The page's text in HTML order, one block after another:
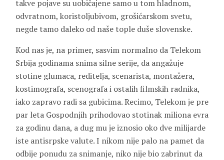
takve pojave su uobičajene samo u tom hladnom,
odvratnom, koristoljubivom, grošićarskom svetu,
negde tamo daleko od naše tople duše slovenske.
Kod nas je, na primer, sasvim normalno da Telekom
Srbija godinama snima silne serije, da angažuje
stotine glumaca, reditelja, scenarista, montažera,
kostimografa, scenografa i ostalih filmskih radnika,
iako zapravo radi sa gubicima. Recimo, Telekom je pre
par leta Gospodnjih prihodovao stotinak miliona evra
za godinu dana, a dug mu je iznosio oko dve milijarde
iste antisrpske valute. I nikom nije palo na pamet da
odbije ponudu za snimanje, niko nije bio zabrinut da